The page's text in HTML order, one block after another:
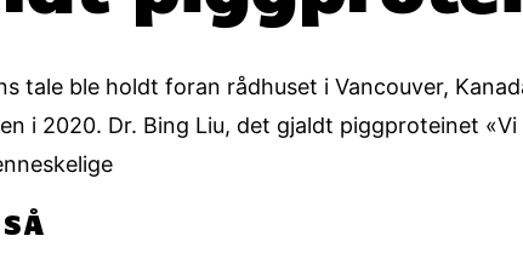
tale ble holdt foran rådhuset i Vancouver,
i 2020. Dr. Bing Liu, det gjaldt piggproteinet